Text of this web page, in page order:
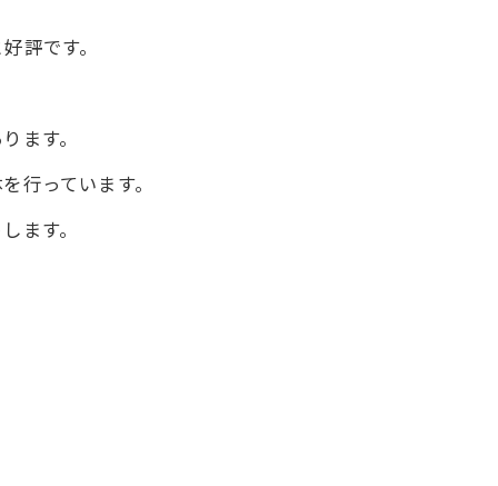
評です。
ます。
行っています。
ます。